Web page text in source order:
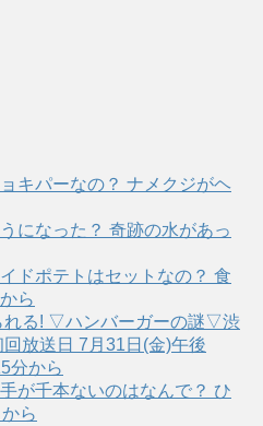
キパーなの？ ナメクジがヘ
になった？ 奇跡の水があっ
ドポテトはセットなの？ 食
ら
れる! ▽ハンバーガーの謎▽渋
放送日 7月31日(金)午後
分から
が千本ないのはなんで？ ひ
ら